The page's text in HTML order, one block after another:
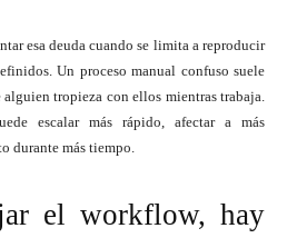
esa deuda cuando se limita a reproducir
Un proceso manual confuso suele
tropieza con ellos mientras trabaja.
escalar más rápido, afectar a más
durante más tiempo.
el workflow, hay